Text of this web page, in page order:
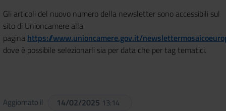
Gli articoli del nuovo numero della newsletter sono accessibili sul
sito di Unioncamere alla
pagina https://www.unioncamere.gov.it/
dove è possibile selezionarli sia per data che per tag tematici.
Aggiornato il 14/02/2025 13:14